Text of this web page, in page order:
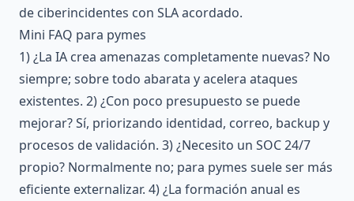
de ciberincidentes con SLA acordado.
Mini FAQ para pymes
1) ¿La IA crea amenazas completamente nuevas? No
siempre; sobre todo abarata y acelera ataques
existentes. 2) ¿Con poco presupuesto se puede
mejorar? Sí, priorizando identidad, correo, backup y
procesos de validación. 3) ¿Necesito un SOC 24/7
propio? Normalmente no; para pymes suele ser más
eficiente externalizar. 4) ¿La formación anual es